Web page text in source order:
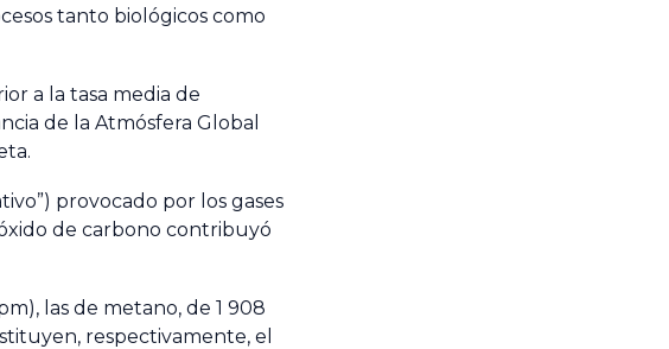
tanto biológicos como
a la tasa media de
de la Atmósfera Global
provocado por los gases
de carbono contribuyó
las de metano, de 1 908
respectivamente, el